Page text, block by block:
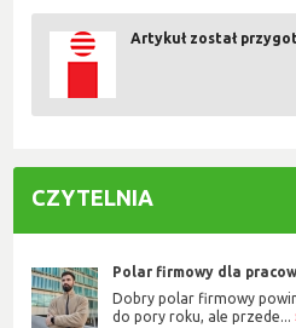
Artykuł został
CZYTELNIA
Polar firmowy dla
Dobry polar firmowy
do pory roku, ale przede...